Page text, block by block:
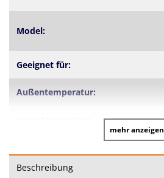
Model:
Geeignet für:
Außentemperatur:
Uhrzeit:
mehr anzeigen
Beschreibung